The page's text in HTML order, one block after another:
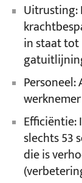
Uitrusting:
in staat tot
Personeel:
werknemer
slechts 53
die is